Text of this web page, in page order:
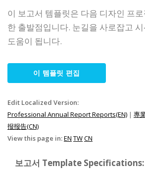
이 보고서 템플릿은 다음 디자인 프
한 출발점입니다. 눈길을 사로잡고
도움이 됩니다.
이 템플릿 편집
Edit Localized Version:
Professional Annual Report Reports(EN) | 專
报报告(CN)
View this page in:EN TWCN
보고서 Template Specifications: